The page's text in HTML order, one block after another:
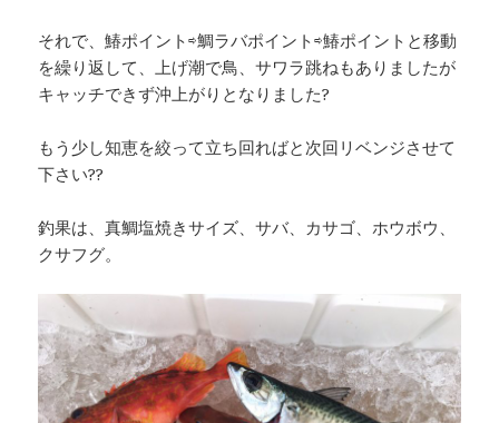
それで、鰆ポイント⇨鯛ラバポイント⇨鰆ポイントと移動
を繰り返して、上げ潮で鳥、サワラ跳ねもありましたが
キャッチできず沖上がりとなりました?
もう少し知恵を絞って立ち回ればと次回リベンジさせて
下さい??
釣果は、真鯛塩焼きサイズ、サバ、カサゴ、ホウボウ、
クサフグ。